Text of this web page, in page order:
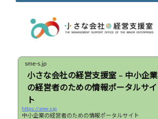
sme-s.jp
小さな会社の経営支援室 – 中小企業
の経営者のための情報ポータルサイ
ト
https://sme-s.jp
中小企業の経営者のための情報ポータルサイト